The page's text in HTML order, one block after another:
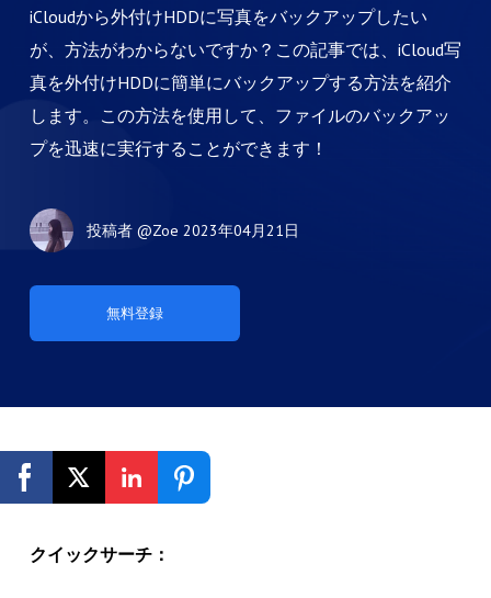
iCloudから外付けHDDに写真をバックアップしたい
が、方法がわからないですか？この記事では、iCloud写
真を外付けHDDに簡単にバックアップする方法を紹介
します。この方法を使用して、ファイルのバックアッ
プを迅速に実行することができます！
無料登録
投稿者 @Zoe 2023年04月21日
クイックサーチ：